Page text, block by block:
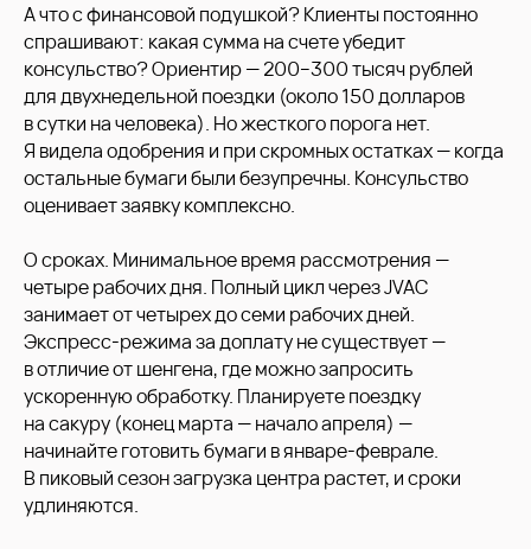
А что с финансовой подушкой? Клиенты постоянно
спрашивают: какая сумма на счете убедит
консульство? Ориентир — 200−300 тысяч рублей
для двухнедельной поездки (около 150 долларов
в сутки на человека). Но жесткого порога нет.
Я видела одобрения и при скромных остатках — когда
остальные бумаги были безупречны. Консульство
оценивает заявку комплексно.
О сроках. Минимальное время рассмотрения —
четыре рабочих дня. Полный цикл через JVAC
занимает от четырех до семи рабочих дней.
Экспресс-режима за доплату не существует —
в отличие от шенгена, где можно запросить
ускоренную обработку. Планируете поездку
на сакуру (конец марта — начало апреля) —
начинайте готовить бумаги в январе-феврале.
В пиковый сезон загрузка центра растет, и сроки
удлиняются.